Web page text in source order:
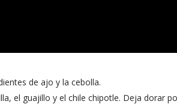
de ajo y la cebolla.
el guajillo y el chile chipotle. Deja dorar